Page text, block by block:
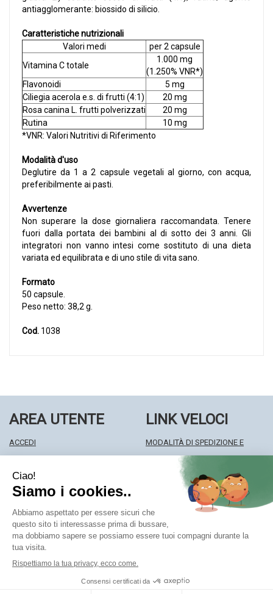
antiagglomerante: biossido di silicio.
Caratteristiche nutrizionali
Valori medi
per 2 capsule
Vitamina C totale
1.000 mg
(1.250% VNR*)
Flavonoidi
5 mg
Ciliegia acerola e.s. di frutti (4:1)
20 mg
Rosa canina L. frutti polverizzati
20 mg
Rutina
10 mg
*VNR: Valori Nutritivi di Riferimento
Modalità d'uso
Deglutire da 1 a 2 capsule vegetali al giorno, con acqua,
preferibilmente ai pasti.
Avvertenze
Non superare la dose giornaliera raccomandata. Tenere
fuori dalla portata dei bambini al di sotto dei 3 anni. Gli
integratori non vanno intesi come sostituto di una dieta
variata ed equilibrata e di uno stile di vita sano.
Formato
50 capsule.
Peso netto: 38,2 g.
Cod. 1038
AREA UTENTE
ACCEDI
WISHLIST
ISCRIZIONE ALLA NEWSLETTER
LINK VELOCI
MODALITÀ DI SPEDIZIONE E
MODALITÀ DI PAGAMENTO
INFORMATIVA PRIVACY
CONDIZIONI DI VENDITA
Farmacia Centrale Srl
Numero R.E.A.: CO327309